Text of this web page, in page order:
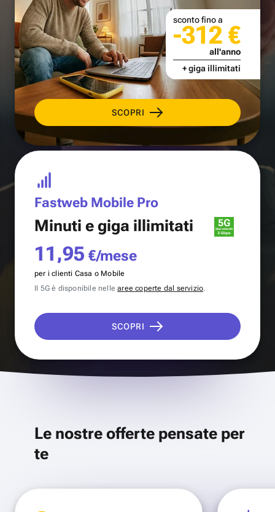
SCOPRI
sconto fino a
-312 €
all'anno
+ giga illimitati
Fastweb Mobile Pro
Minuti e giga illimitati
11,95 €/mese
per i clienti Casa o Mobile
Il 5G è disponibile nellearee coperte dal servizio.
SCOPRI
Le nostre offerte pensate per
te